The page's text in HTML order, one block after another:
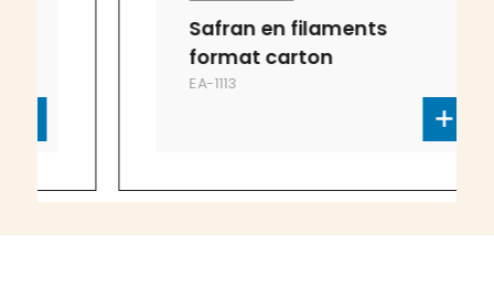
Safran en filaments
format carton